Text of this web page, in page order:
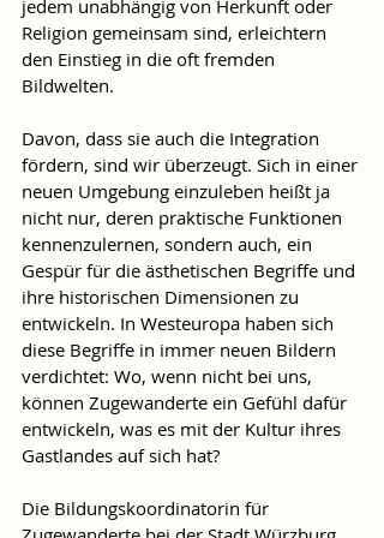
jedem unabhängig von Herkunft oder
Religion gemeinsam sind, erleichtern
den Einstieg in die oft fremden
Bildwelten.
Davon, dass sie auch die Integration
fördern, sind wir überzeugt. Sich in einer
neuen Umgebung einzuleben heißt ja
nicht nur, deren praktische Funktionen
kennenzulernen, sondern auch, ein
Gespür für die ästhetischen Begriffe und
ihre historischen Dimensionen zu
entwickeln. In Westeuropa haben sich
diese Begriffe in immer neuen Bildern
verdichtet: Wo, wenn nicht bei uns,
können Zugewanderte ein Gefühl dafür
entwickeln, was es mit der Kultur ihres
Gastlandes auf sich hat?
Die Bildungskoordinatorin für